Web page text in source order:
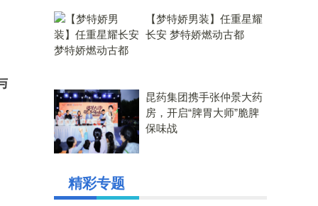
【梦特娇男装】任重星耀
长安 梦特娇燃动古都
昆药集团携手张仲景大药
房，开启“脾胃大师”脆脾
保味战
精彩专题